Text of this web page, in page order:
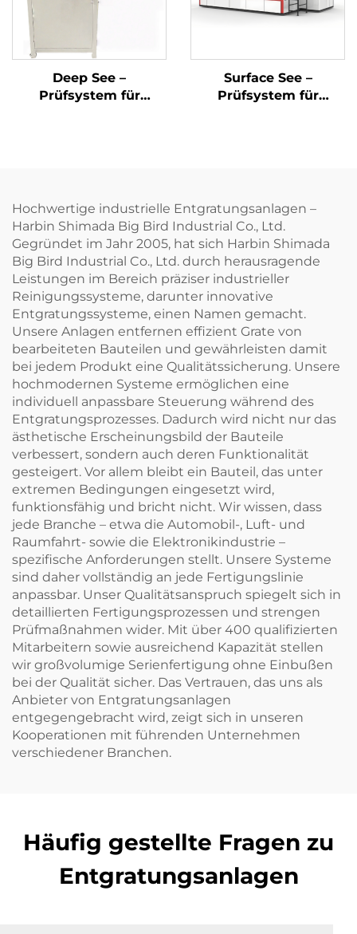
Deep See –
Prüfsystem für
Surface See –
Prüfsystem für
Hochwertige industrielle Entgratungsanlagen –
Harbin Shimada Big Bird Industrial Co., Ltd.
Gegründet im Jahr 2005, hat sich Harbin Shimada
Big Bird Industrial Co., Ltd. durch herausragende
Leistungen im Bereich präziser industrieller
Reinigungssysteme, darunter innovative
Entgratungssysteme, einen Namen gemacht.
Unsere Anlagen entfernen effizient Grate von
bearbeiteten Bauteilen und gewährleisten damit
bei jedem Produkt eine Qualitätssicherung. Unsere
hochmodernen Systeme ermöglichen eine
individuell anpassbare Steuerung während des
Entgratungsprozesses. Dadurch wird nicht nur das
ästhetische Erscheinungsbild der Bauteile
verbessert, sondern auch deren Funktionalität
gesteigert. Vor allem bleibt ein Bauteil, das unter
extremen Bedingungen eingesetzt wird,
funktionsfähig und bricht nicht. Wir wissen, dass
jede Branche – etwa die Automobil-, Luft- und
Raumfahrt- sowie die Elektronikindustrie –
spezifische Anforderungen stellt. Unsere Systeme
sind daher vollständig an jede Fertigungslinie
anpassbar. Unser Qualitätsanspruch spiegelt sich in
detaillierten Fertigungsprozessen und strengen
Prüfmaßnahmen wider. Mit über 400 qualifizierten
Mitarbeitern sowie ausreichend Kapazität stellen
wir großvolumige Serienfertigung ohne Einbußen
bei der Qualität sicher. Das Vertrauen, das uns als
Anbieter von Entgratungsanlagen
entgegengebracht wird, zeigt sich in unseren
Kooperationen mit führenden Unternehmen
verschiedener Branchen.
Häufig gestellte Fragen zu
Entgratungsanlagen